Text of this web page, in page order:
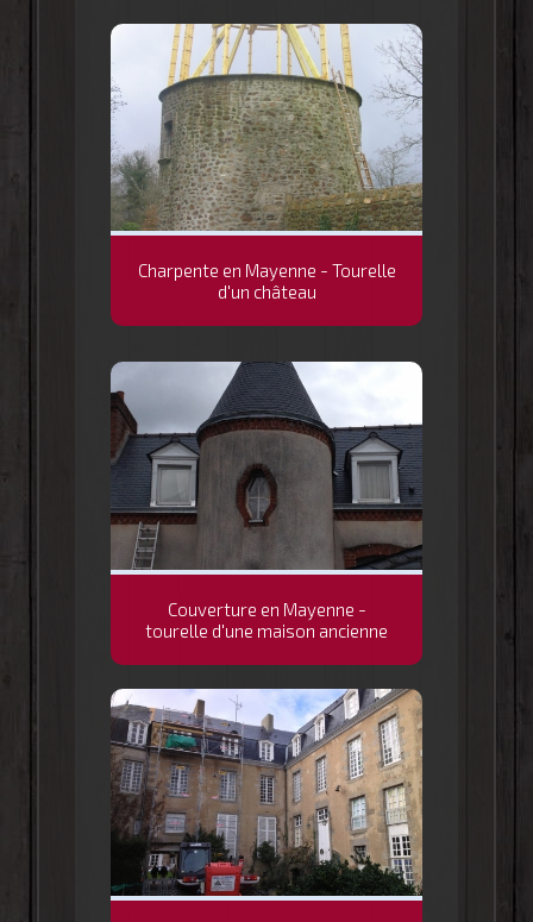
Charpente en Mayenne - Tourelle
d'un château
Couverture en Mayenne -
tourelle d'une maison ancienne